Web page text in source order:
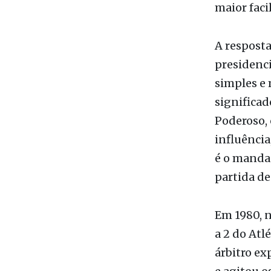
maior
A
simples e
é o
partida
Em 1980,
a 2 do
árbitro